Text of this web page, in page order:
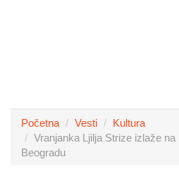
Početna Vesti
Kultura
Vranjanka Ljilja Strize izlaže
Beogradu